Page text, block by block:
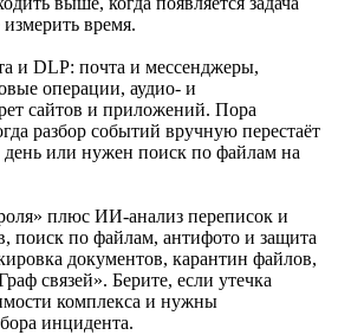
время.
и DLP: почта и мессенджеры,
операции, аудио- и
сайтов и приложений. Пора
разбор событий вручную перестаёт
или нужен поиск по файлам на
плюс ИИ-анализ переписок и
поиск по файлам, антифото и защита
документов, карантин файлов,
связей». Берите, если утечка
комплекса и нужны
инцидента.